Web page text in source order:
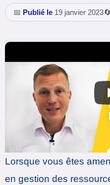
📅 Publié le 19 janvier 2023🔄
Lorsque vous êtes
en gestion des